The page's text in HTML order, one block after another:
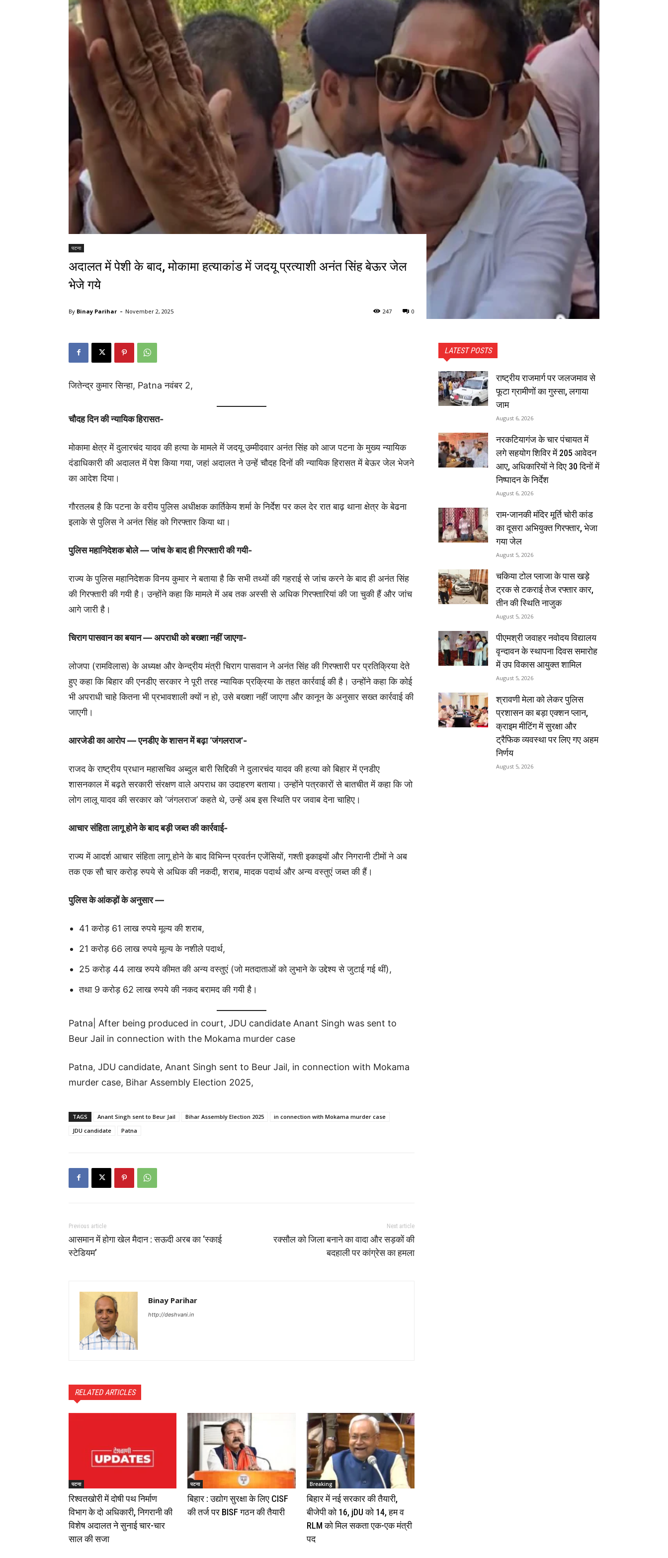
पटना
अदालत में पेशी के बाद, मोकामा हत्याकांड में जदयू प्रत्याशी अनंत सिंह बेऊर जेल
भेजे गये
By Binay Parihar - November 2, 2025 0
247
जितेन्द्र कुमार सिन्हा, Patna नवंबर 2,
चौदह दिन की न्यायिक हिरासत-
मोकामा क्षेत्र में दुलारचंद यादव की हत्या के मामले में जदयू उम्मीदवार अनंत सिंह को आज पटना के मुख्य न्यायिक
दंडाधिकारी की अदालत में पेश किया गया, जहां अदालत ने उन्हें चौदह दिनों की न्यायिक हिरासत में बेऊर जेल भेजने
का आदेश दिया।
गौरतलब है कि पटना के वरीय पुलिस अधीक्षक कार्तिकेय शर्मा के निर्देश पर कल देर रात बाढ़ थाना क्षेत्र के बेढना
इलाके से पुलिस ने अनंत सिंह को गिरफ्तार किया था।
पुलिस महानिदेशक बोले — जांच के बाद ही गिरफ्तारी की गयी-
राज्य के पुलिस महानिदेशक विनय कुमार ने बताया है कि सभी तथ्यों की गहराई से जांच करने के बाद ही अनंत सिंह
की गिरफ्तारी की गयी है। उन्होंने कहा कि मामले में अब तक अस्सी से अधिक गिरफ्तारियां की जा चुकी हैं और जांच
आगे जारी है।
चिराग पासवान का बयान — अपराधी को बख्शा नहीं जाएगा-
लोजपा (रामविलास) के अध्यक्ष और केन्द्रीय मंत्री चिराग पासवान ने अनंत सिंह की गिरफ्तारी पर प्रतिक्रिया देते
हुए कहा कि बिहार की एनडीए सरकार ने पूरी तरह न्यायिक प्रक्रिया के तहत कार्रवाई की है। उन्होंने कहा कि कोई
भी अपराधी चाहे कितना भी प्रभावशाली क्यों न हो, उसे बख्शा नहीं जाएगा और कानून के अनुसार सख्त कार्रवाई की
जाएगी।
आरजेडी का आरोप — एनडीए के शासन में बढ़ा ‘जंगलराज’-
राजद के राष्ट्रीय प्रधान महासचिव अब्दुल बारी सिद्दिकी ने दुलारचंद यादव की हत्या को बिहार में एनडीए
शासनकाल में बढ़ते सरकारी संरक्षण वाले अपराध का उदाहरण बताया। उन्होंने पत्रकारों से बातचीत में कहा कि जो
लोग लालू यादव की सरकार को ‘जंगलराज’ कहते थे, उन्हें अब इस स्थिति पर जवाब देना चाहिए।
आचार संहिता लागू होने के बाद बड़ी जब्त की कार्रवाई-
राज्य में आदर्श आचार संहिता लागू होने के बाद विभिन्न प्रवर्तन एजेंसियों, गश्ती इकाइयों और निगरानी टीमों ने अब
तक एक सौ चार करोड़ रुपये से अधिक की नकदी, शराब, मादक पदार्थ और अन्य वस्तुएं जब्त की हैं।
पुलिस के आंकड़ों के अनुसार —
41 करोड़ 61 लाख रुपये मूल्य की शराब,
21 करोड़ 66 लाख रुपये मूल्य के नशीले पदार्थ,
25 करोड़ 44 लाख रुपये कीमत की अन्य वस्तुएं (जो मतदाताओं को लुभाने के उद्देश्य से जुटाई गई थीं),
तथा 9 करोड़ 62 लाख रुपये की नकद बरामद की गयी है।
Patna| After being produced in court, JDU candidate Anant Singh was sent to
Beur Jail in connection with the Mokama murder case
Patna, JDU candidate, Anant Singh sent to Beur Jail, in connection with Mokama
murder case, Bihar Assembly Election 2025,
TAGS Anant Singh sent to Beur Jail Bihar Assembly Election 2025
in connection with Mokama murder case
JDU candidate
Patna
Previous article
आसमान में होगा खेल मैदान : सऊदी अरब का ‘स्काई
स्टेडियम’
Next article
रक्सौल को जिला बनाने का वादा और सड़कों की
बदहाली पर कांग्रेस का हमला
Binay Parihar
http://deshvani.in
RELATED ARTICLES
पटना
रिश्वतखोरी में दोषी पथ निर्माण
विभाग के दो अधिकारी, निगरानी की
विशेष अदालत ने सुनाई चार-चार
साल की सजा
पटना
बिहार : उद्योग सुरक्षा के लिए CISF
की तर्ज पर BISF गठन की तैयारी
Breaking
बिहार में नई सरकार की तैयारी,
बीजेपी को 16, jDU को 14, हम व
RLM को मिल सकता एक-एक मंत्री
पद
LATEST POSTS
राष्ट्रीय राजमार्ग पर जलजमाव से
फूटा ग्रामीणों का गुस्सा, लगाया
जाम
August 6, 2026
नरकटियागंज के चार पंचायत में
लगे सहयोग शिविर में 205 आवेदन
आए, अधिकारियों ने दिए 30 दिनों में
निष्पादन के निर्देश
August 6, 2026
राम-जानकी मंदिर मूर्ति चोरी कांड
का दूसरा अभियुक्त गिरफ्तार, भेजा
गया जेल
August 5, 2026
चकिया टोल प्लाजा के पास खड़े
ट्रक से टकराई तेज रफ्तार कार,
तीन की स्थिति नाजुक
August 5, 2026
पीएमश्री जवाहर नवोदय विद्यालय
वृन्दावन के स्थापना दिवस समारोह
में उप विकास आयुक्त शामिल
August 5, 2026
श्रावणी मेला को लेकर पुलिस
प्रशासन का बड़ा एक्शन प्लान,
क्राइम मीटिंग में सुरक्षा और
ट्रैफिक व्यवस्था पर लिए गए अहम
निर्णय
August 5, 2026